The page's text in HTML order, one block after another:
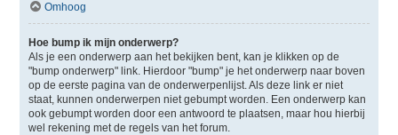
Omhoog
Hoe bump ik mijn onderwerp?
Als je een onderwerp aan het bekijken bent, kan je klikken op de
"bump onderwerp" link. Hierdoor "bump" je het onderwerp naar boven
op de eerste pagina van de onderwerpenlijst. Als deze link er niet
staat, kunnen onderwerpen niet gebumpt worden. Een onderwerp kan
ook gebumpt worden door een antwoord te plaatsen, maar hou hierbij
wel rekening met de regels van het forum.